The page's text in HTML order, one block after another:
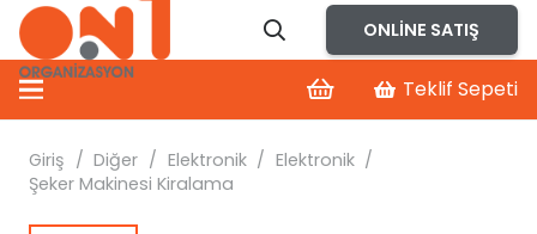
ONLINE SATIŞ
Teklif Sepeti
Giriş / Diğer / Elektronik / Elektronik /
Şeker Makinesi Kiralama